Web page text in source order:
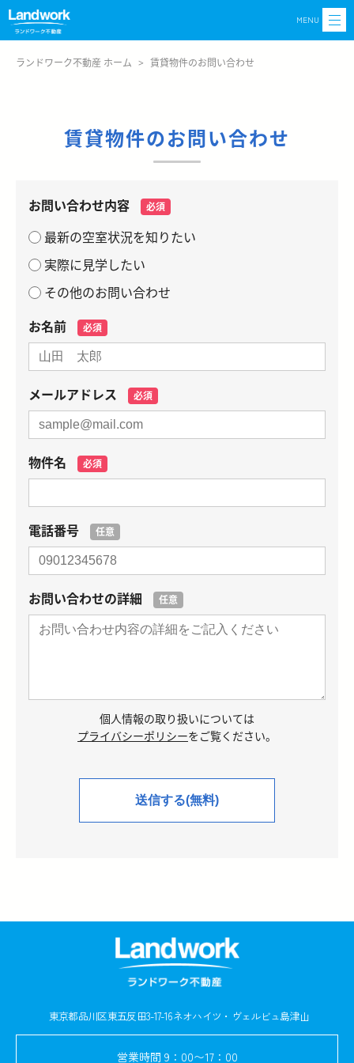
MENU
ランドワーク不動産 ホーム > 賃貸物件のお問い合わせ
賃貸物件のお問い合わせ
お問い合わせ内容 必須
最新の空室状況を知りたい
実際に見学したい
その他のお問い合わせ
お名前
必須
メールアドレス 必須
物件名 必須
電話番号 任意
お問い合わせの詳細 任意
個人情報の取り扱いについては
プライバシーポリシーをご覧ください。
東京都品川区東五反田3-17-16ネオハイツ・ヴェルビュ島津山
営業時間 9：00〜17：00